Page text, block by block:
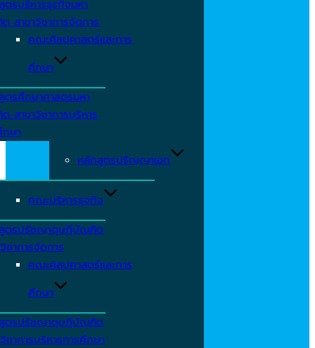
ตรบริหารธุรกิจมหา
สาขาวิชาการจัดการ
คณะศิลปศาสตร์และการ
ศึกษา
ตรศึกษาศาสตรมหา
สาขาวิชาการบริหาร
กษา
หลักสูตรปริญญาเอก
คณะบริหารธุจกิจ
ตรปรัชญาดุษฎีบัณฑิต
ชาการจัดการ
คณะศิลปศาสตร์และการ
ศึกษา
ตรปรัชญาดุษฎีบัณฑิต
ชาการบริหารการศึกษา